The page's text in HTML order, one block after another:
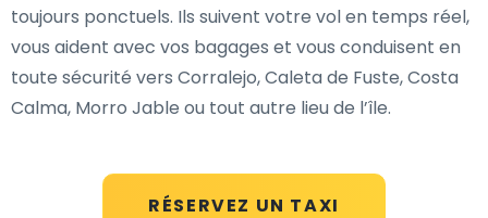
RÉSERVEZ UN TAXI
toujours ponctuels. Ils suivent votre vol en temps réel,
vous aident avec vos bagages et vous conduisent en
toute sécurité vers Corralejo, Caleta de Fuste, Costa
Calma, Morro Jable ou tout autre lieu de l’île.